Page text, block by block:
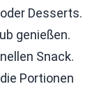
Desserts.
genießen.
Snack.
Portionen